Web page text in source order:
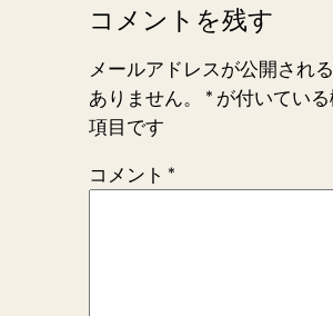
コメントを残す
メールアドレスが公開され
ありません。
* が付いてい
項目です
コメント *